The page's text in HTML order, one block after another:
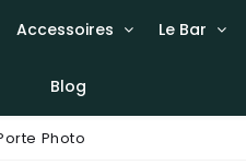
Accessoires Le Bar
Blog
Photo